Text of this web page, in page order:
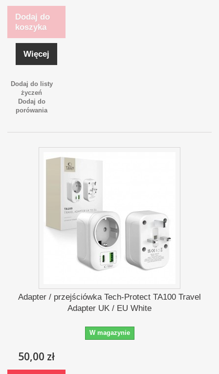
Dodaj do
koszyka
Więcej
Dodaj do listy
życzeń
Dodaj do
porówania
Adapter / przejściówka Tech-Protect TA100 Travel
Adapter UK / EU White
W magazynie
50,00 zł